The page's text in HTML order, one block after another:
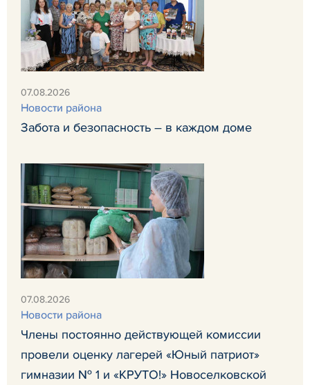
07.08.2026
Новости района
Забота и безопасность – в каждом доме
07.08.2026
Новости района
Члены постоянно действующей комиссии
провели оценку лагерей «Юный патриот»
гимназии № 1 и «КРУТО!» Новоселковской